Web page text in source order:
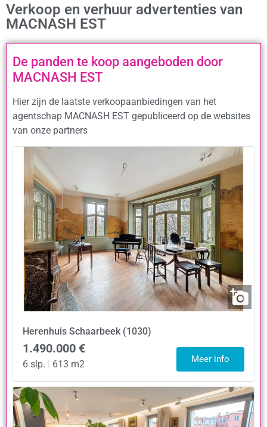
Verkoop en verhuur advertenties van
MACNASH EST
De panden te koop aangeboden door
MACNASH EST
Hier zijn de laatste verkoopaanbiedingen van het
agentschap MACNASH EST gepubliceerd op de websites
van onze partners
Herenhuis Schaarbeek (1030)
1.490.000 €
6 slp. 613 m2 Meer info